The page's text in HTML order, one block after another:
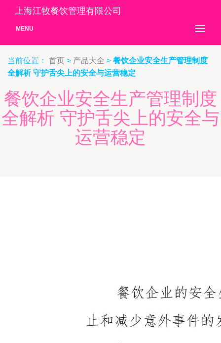
上海江牧餐饮管理有限公司
MENU
当前位置： 首页 > 产品大全 > 餐饮企业安全生产管理制度
全解析 守护舌尖上的安全与运营稳定
餐饮企业安全生产管理制度
全解析 守护舌尖上的安全与
运营稳定